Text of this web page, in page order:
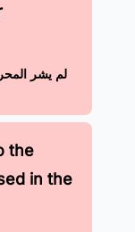
لم يشر
the
in the